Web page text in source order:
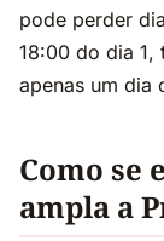
pode perder
18:00 do dia
apenas um dia
Como se
ampla a